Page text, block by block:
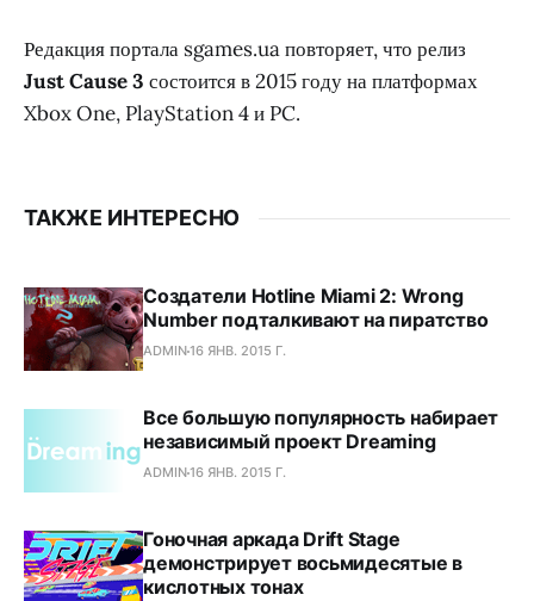
Редакция портала sgames.ua повторяет, что релиз
Just Cause 3 состоится в 2015 году на платформах
Xbox One, PlayStation 4 и PC.
ТАКЖЕ ИНТЕРЕСНО
Создатели Hotline Miami 2: Wrong
Number подталкивают на пиратство
ADMIN16 ЯНВ. 2015 Г.
Все большую популярность набирает
независимый проект Dreaming
ADMIN16 ЯНВ. 2015 Г.
Гоночная аркада Drift Stage
демонстрирует восьмидесятые в
кислотных тонах